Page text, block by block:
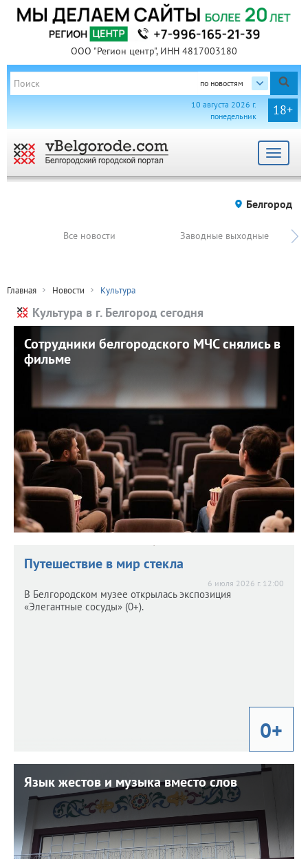
ООО "Регион центр", ИНН 4817003180
по новостям
18+
10 августа 2026 г.
понедельник
Toggle
Белгород
Все новости Заводные выходные
Главная Новости Культура
Культура в г. Белгород сегодня
Сотрудники белгородского МЧС снялись в
фильме
Сотрудники белгородского МЧС снялись в
Кинолента расскажет о жизни в непростых условиях
приграничья.
Путешествие в мир стекла
6 июля 2026 г. 12:00
В Белгородском музее открылась экспозиция
«Элегантные сосуды» (0+).
0+
Язык жестов и музыка вместо слов
Язык жестов и музыка вместо слов
3 июля 2026 г. 12:00
В Белгороде состоялась премьера уникального
спектакля (0+).